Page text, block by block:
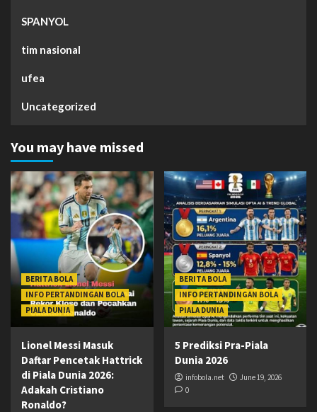
SPANYOL
tim nasional
ufea
Uncategorized
You may have missed
BERITA BOLA
INFO PERTANDINGAN BOLA
PIALA DUNIA
Lionel Messi Masuk
Daftar Pencetak Hattrick
di Piala Dunia 2026:
Adakah Cristiano
Ronaldo?
BERITA BOLA
INFO PERTANDINGAN BOLA
PIALA DUNIA
5 Prediksi Pra-Piala
Dunia 2026
infobola.net
June 19, 2026
0